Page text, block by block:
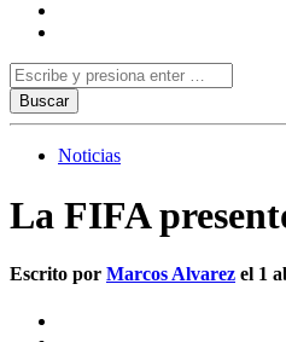
Noticias
La FIFA
Escrito por Marcos Alvarez el 1